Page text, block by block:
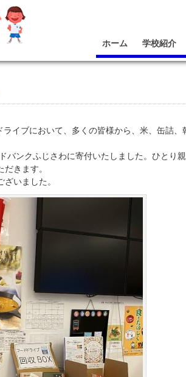
ホーム 学校紹介
イブにおいて、多くの皆様から、米、缶詰
ンクふじさわに寄付いたしました。ひとり
きます。
いました。